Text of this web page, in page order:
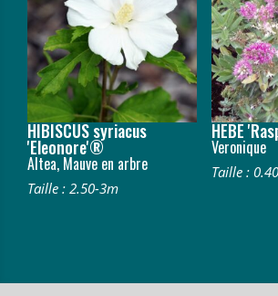
HIBISCUS syriacus
'Eleonore'®
Altea, Mauve en arbre
Taille : 2.50-3m
HEBE
Veronique
Taille :